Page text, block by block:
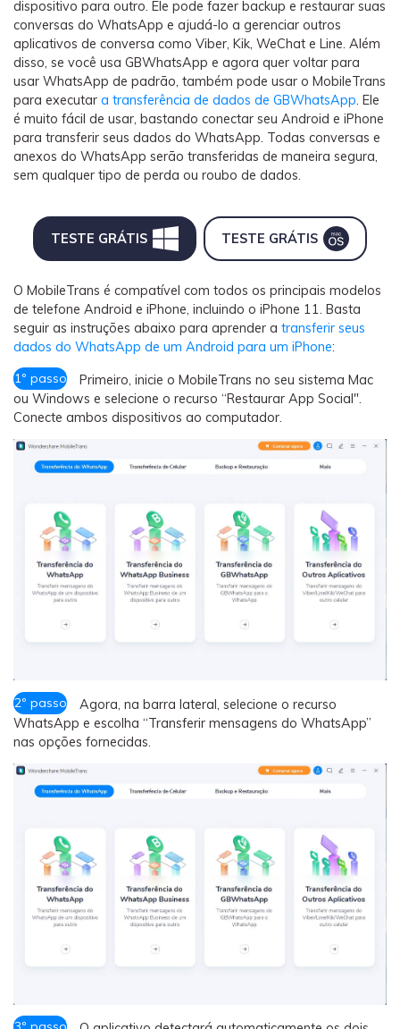
dispositivo para outro. Ele pode fazer backup e restaurar suas
conversas do WhatsApp e ajudá-lo a gerenciar outros
aplicativos de conversa como Viber, Kik, WeChat e Line. Além
disso, se você usa GBWhatsApp e agora quer voltar para
usar WhatsApp de padrão, também pode usar o MobileTrans
para executar a transferência de dados de GBWhatsApp. Ele
é muito fácil de usar, bastando conectar seu Android e iPhone
para transferir seus dados do WhatsApp. Todas conversas e
anexos do WhatsApp serão transferidas de maneira segura,
sem qualquer tipo de perda ou roubo de dados.
TESTE GRÁTIS TESTE GRÁTIS
O MobileTrans é compatível com todos os principais modelos
de telefone Android e iPhone, incluindo o iPhone 11. Basta
seguir as instruções abaixo para aprender a transferir seus
dados do WhatsApp de um Android para um iPhone:
1º passo
Primeiro, inicie o MobileTrans no seu sistema Mac
ou Windows e selecione o recurso “Restaurar App Social".
Conecte ambos dispositivos ao computador.
2º passo
Agora, na barra lateral, selecione o recurso
WhatsApp e escolha “Transferir mensagens do WhatsApp”
nas opções fornecidas.